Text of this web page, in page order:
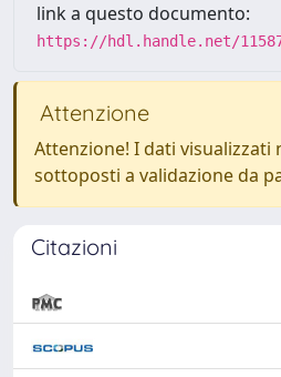
link a questo documento:
https://hdl.handle.net/
Attenzione
Attenzione! I dati visualizzati
sottoposti a validazione da
Citazioni